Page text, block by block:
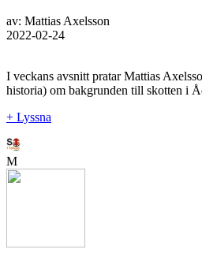
av: Mattias Axelsson
2022-02-24
I veckans avsnitt pratar Mattias
historia) om bakgrunden till skotten i
+ Lyssna
M